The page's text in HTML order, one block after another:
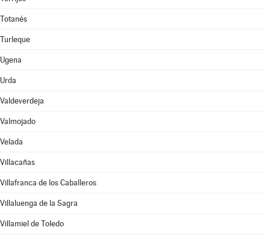
Totanés
Turleque
Ugena
Urda
Valdeverdeja
Valmojado
Velada
Villacañas
Villafranca de los Caballeros
Villaluenga de la Sagra
Villamiel de Toledo